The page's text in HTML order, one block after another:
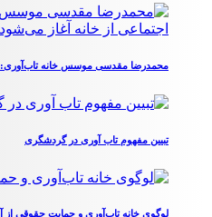
محمدرضا مقدسی موسس خانه
تبیین مفهوم تاب آوری در گردشگری
لوگوی خانه تاب‌آوری و حمایت حقوقی از